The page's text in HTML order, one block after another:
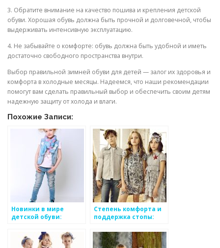
3. Обратите внимание на качество пошива и крепления детской
обуви. Хорошая обувь должна быть прочной и долговечной, чтобы
выдерживать интенсивную эксплуатацию.
4. Не забывайте о комфорте: обувь должна быть удобной и иметь
достаточно свободного пространства внутри.
Выбор правильной зимней обуви для детей — залог их здоровья и
комфорта в холодные месяцы. Надеемся, что наши рекомендации
помогут вам сделать правильный выбор и обеспечить своим детям
надежную защиту от холода и влаги.
Похожие Записи:
Новинки в мире
детской обуви:
Степень комфорта и
поддержка стопы:
детской обуви